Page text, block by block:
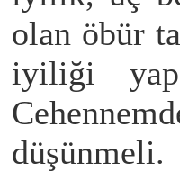
olan öbür
iyiliği